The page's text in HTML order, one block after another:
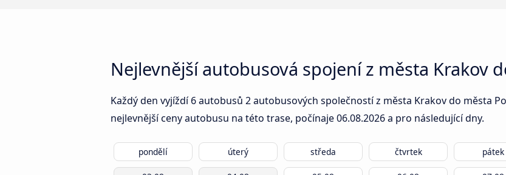
Nejlevnější autobusová spojení z města Krakov
Každý den vyjíždí 6 autobusů 2 autobusových společností z města Krakov do města
nejlevnější ceny autobusu na této trase, počínaje06.08.2026a pro následující dny.
pondělí úterý středa čtvrtek pátek